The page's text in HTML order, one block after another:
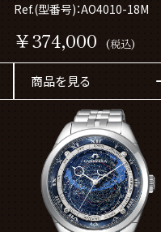
Ref.(型番号)：AO4010-18M
￥374,000 (税込)
商品を見る